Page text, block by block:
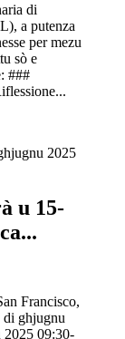
di
a putenza
per mezu
sò e
###
u 15-
Francisco,
ghjugnu
2025 09:30-